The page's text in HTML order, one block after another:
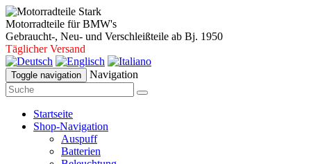
Motorradteile für BMW's
Gebraucht-, Neu- und Verschleißteile ab Bj. 1950
Täglicher Versand
Toggle navigation Navigation
Startseite
Shop-Navigation
Auspuff
Batterien